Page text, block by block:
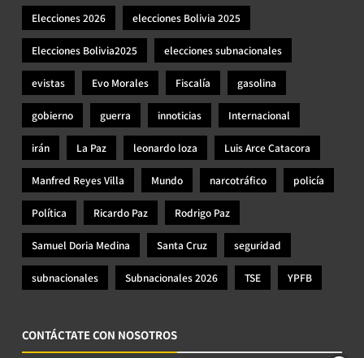
Elecciones 2026 elecciones Bolivia 2025
Elecciones Bolivia2025 elecciones subnacionales
evistas Evo Morales Fiscalía gasolina
gobierno guerra innoticias Internacional
irán La Paz leonardo loza Luis Arce Catacora
Manfred Reyes Villa Mundo narcotráfico policía
Política Ricardo Paz Rodrigo Paz
Samuel Doria Medina Santa Cruz seguridad
subnacionales Subnacionales 2026 TSE YPFB
CONTÁCTATE CON NOSOTROS